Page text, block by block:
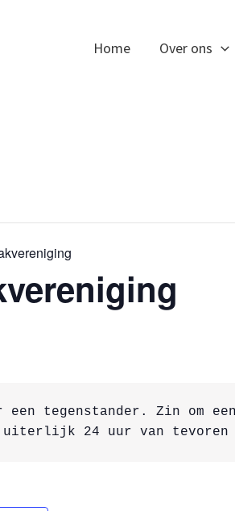
Home Over ons
tegenstander. Zin om
uiterlijk 24 uur van